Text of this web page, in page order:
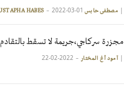
| مصطفى حابس MUSTAPHA HABES 2022-03-01
مجزرة سركاجي،جريمة لا تسقط بالتقادم
| آمود أغ المختار 2022-02-22